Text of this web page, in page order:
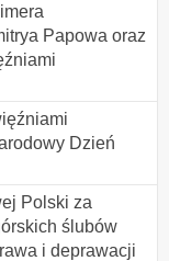
Papowa oraz
Dzień
Polski za
ślubów
i deprawacji